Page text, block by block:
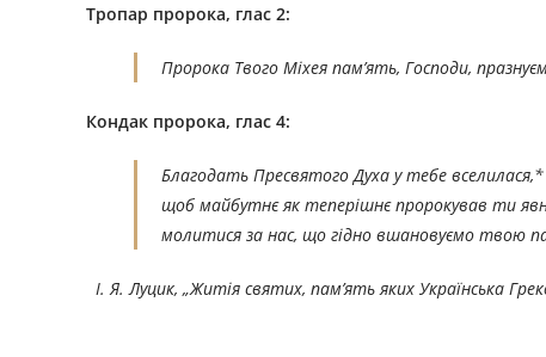
Тропар пророка, глас 2:
Пророка Твого Міхея пам’ять, Господи,
Кондак пророка, глас 4:
Благодать Пресвятого Духа у тебе
щоб майбутнє як теперішнє пророкував ти
молитися за нас, що гідно вшановуємо твою
І. Я. Луцик, „Житія святих, пам’ять яких Українська